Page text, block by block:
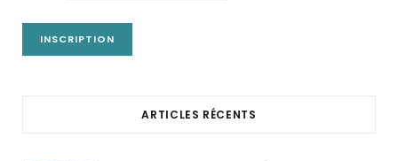
ARTICLES RÉCENTS